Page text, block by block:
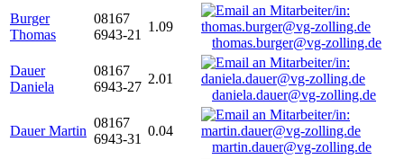
Burger
Thomas
08167
6943-21
1.09
thomas.burger@vg-zolling.de
Dauer
Daniela
08167
6943-27
2.01
daniela.dauer@vg-zolling.de
Dauer Martin
08167
6943-31
0.04
martin.dauer@vg-zolling.de